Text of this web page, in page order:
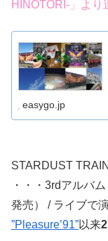
HINOTORI-」より
easygo.jp
STARDUST TRAIN
・・・3rdアルバ
発売） / ライブで
”Pleasure’91”以来